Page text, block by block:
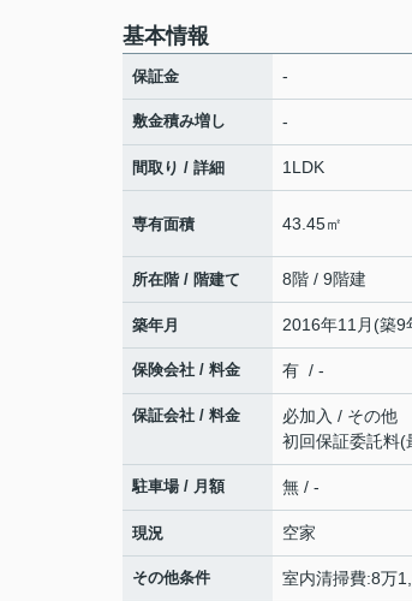
基本情報
保証金 -
敷金積み増し -
間取り / 詳細 1LDK
専有面積 43.45㎡
所在階 / 階建て 8階 / 9階建
築年月 2016年11月(築9
保険会社 / 料金 有 / -
保証会社 / 料金
必加入 / その他
初回保証委託料
駐車場 / 月額 無 / -
現況 空家
その他条件 室内清掃費:8万